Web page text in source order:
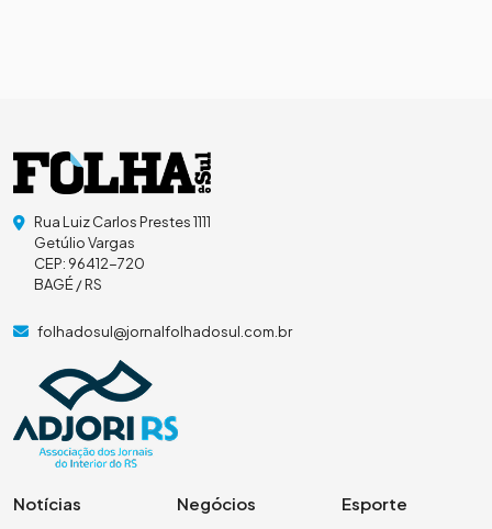
Rua Luiz Carlos Prestes 1111
Getúlio Vargas
CEP: 96412-720
BAGÉ / RS
folhadosul@jornalfolhadosul.com.br
Notícias Negócios Esporte